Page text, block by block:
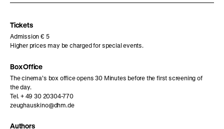
Tickets
Admission € 5
Higher prices may be charged for special events.
Box Office
The cinema’s box office opens 30 Minutes before the first screening of
the day.
Tel. + 49 30 20304-770
zeughauskino@dhm.de
Authors